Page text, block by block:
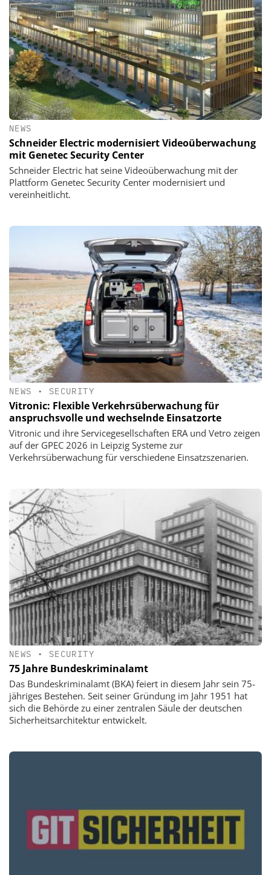
NEWS
Schneider Electric modernisiert Videoüberwachung
mit Genetec Security Center
Schneider Electric hat seine Videoüberwachung mit der
Plattform Genetec Security Center modernisiert und
vereinheitlicht.
NEWS • SECURITY
Vitronic: Flexible Verkehrsüberwachung für
anspruchsvolle und wechselnde Einsatzorte
Vitronic und ihre Servicegesellschaften ERA und Vetro zeigen
auf der GPEC 2026 in Leipzig Systeme zur
Verkehrsüberwachung für verschiedene Einsatzszenarien.
NEWS • SECURITY
75 Jahre Bundeskriminalamt
Das Bundeskriminalamt (BKA) feiert in diesem Jahr sein 75-
jähriges Bestehen. Seit seiner Gründung im Jahr 1951 hat
sich die Behörde zu einer zentralen Säule der deutschen
Sicherheitsarchitektur entwickelt.